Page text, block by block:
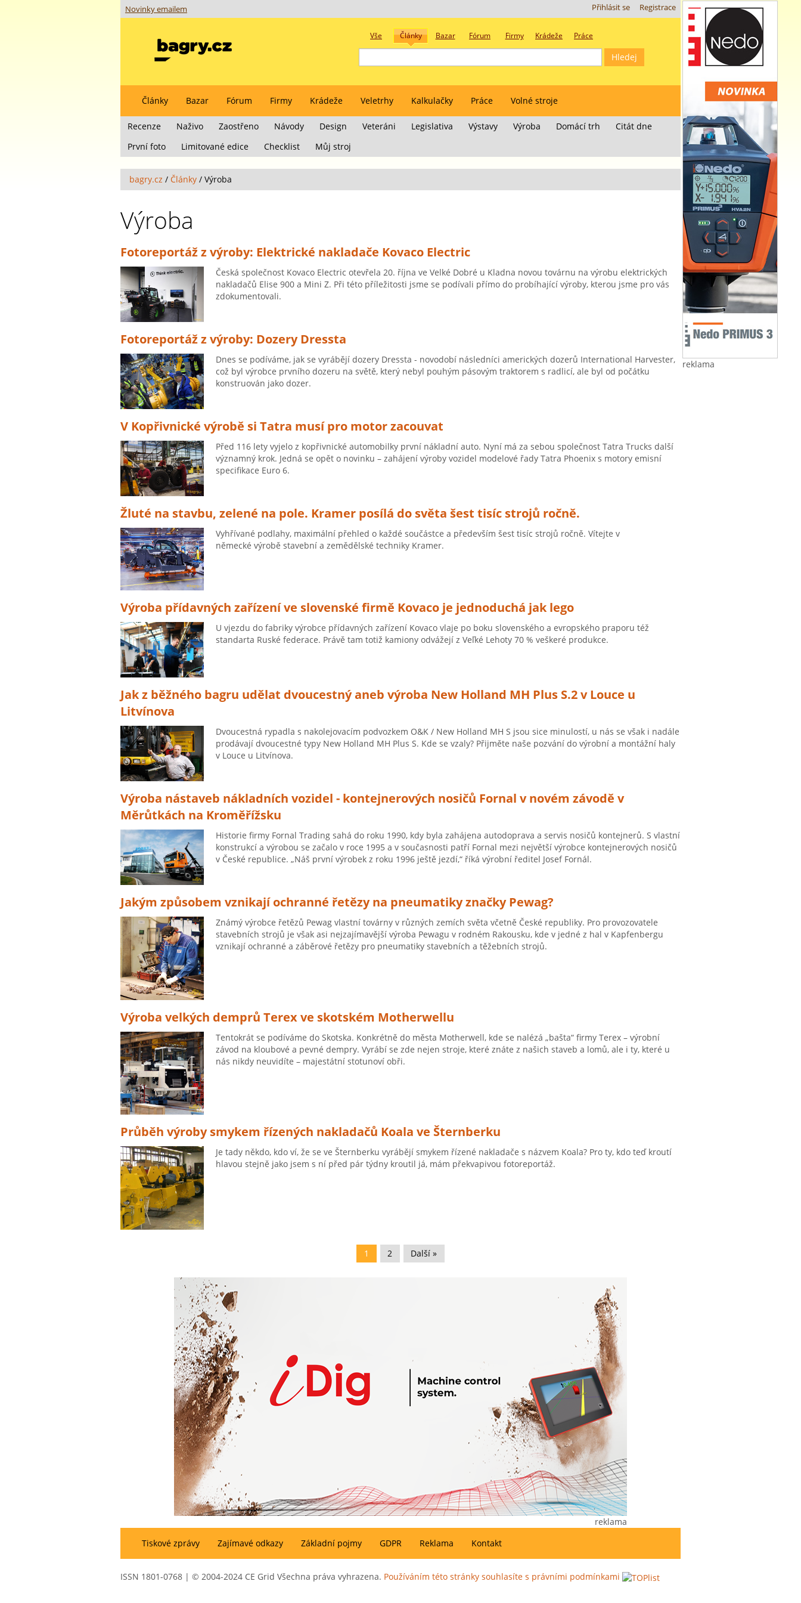
reklama
Novinky emailem Registrace
Přihlásit se
Vše Články Bazar Fórum Firmy Krádeže Práce
Články Bazar Fórum Firmy Krádeže Veletrhy Kalkulačky Práce Volné stroje
Recenze Naživo Zaostřeno Návody Design Veteráni Legislativa Výstavy Výroba Domácí trh
Citát dne
První foto
Limitované edice Checklist Můj stroj
bagry.cz / Články / Výroba
Výroba
Fotoreportáž z výroby: Elektrické nakladače Kovaco Electric
Česká společnost Kovaco Electric otevřela 20. října ve Velké Dobré u Kladna novou továrnu na výrobu elektrických
nakladačů Elise 900 a Mini Z. Při této příležitosti jsme se podívali přímo do probíhající výroby, kterou jsme pro vás
zdokumentovali.
Fotoreportáž z výroby: Dozery Dressta
Dnes se podíváme, jak se vyrábějí dozery Dressta - novodobí následníci amerických dozerů International Harvester,
což byl výrobce prvního dozeru na světě, který nebyl pouhým pásovým traktorem s radlicí, ale byl od počátku
konstruován jako dozer.
V Kopřivnické výrobě si Tatra musí pro motor zacouvat
Před 116 lety vyjelo z kopřivnické automobilky první nákladní auto. Nyní má za sebou společnost Tatra Trucks další
významný krok. Jedná se opět o novinku – zahájení výroby vozidel modelové řady Tatra Phoenix s motory emisní
specifikace Euro 6.
Žluté na stavbu, zelené na pole. Kramer posílá do světa šest tisíc strojů ročně.
Vyhřívané podlahy, maximální přehled o každé součástce a především šest tisíc strojů ročně. Vítejte v
německé výrobě stavební a zemědělské techniky Kramer.
Výroba přídavných zařízení ve slovenské firmě Kovaco je jednoduchá jak lego
U vjezdu do fabriky výrobce přídavných zařízení Kovaco vlaje po boku slovenského a evropského praporu též
standarta Ruské federace. Právě tam totiž kamiony odvážejí z Veľké Lehoty 70 % veškeré produkce.
Jak z běžného bagru udělat dvoucestný aneb výroba New Holland MH Plus S.2 v Louce u
Litvínova
Dvoucestná rypadla s nakolejovacím podvozkem O&K / New Holland MH S jsou sice minulostí, u nás se však i nadále
prodávají dvoucestné typy New Holland MH Plus S. Kde se vzaly? Přijměte naše pozvání do výrobní a montážní haly
v Louce u Litvínova.
Výroba nástaveb nákladních vozidel - kontejnerových nosičů Fornal v novém závodě v
Měrůtkách na Kroměřížsku
Historie firmy Fornal Trading sahá do roku 1990, kdy byla zahájena autodoprava a servis nosičů kontejnerů. S vlastní
konstrukcí a výrobou se začalo v roce 1995 a v současnosti patří Fornal mezi největší výrobce kontejnerových nosičů
v České republice. „Náš první výrobek z roku 1996 ještě jezdí,“ říká výrobní ředitel Josef Fornál.
Jakým způsobem vznikají ochranné řetězy na pneumatiky značky Pewag?
Známý výrobce řetězů Pewag vlastní továrny v různých zemích světa včetně České republiky. Pro provozovatele
stavebních strojů je však asi nejzajímavější výroba Pewagu v rodném Rakousku, kde v jedné z hal v Kapfenbergu
vznikají ochranné a záběrové řetězy pro pneumatiky stavebních a těžebních strojů.
Výroba velkých demprů Terex ve skotském Motherwellu
Tentokrát se podíváme do Skotska. Konkrétně do města Motherwell, kde se nalézá „bašta“ firmy Terex – výrobní
závod na kloubové a pevné dempry. Vyrábí se zde nejen stroje, které znáte z našich staveb a lomů, ale i ty, které u
nás nikdy neuvidíte – majestátní stotunoví obři.
Průběh výroby smykem řízených nakladačů Koala ve Šternberku
Je tady někdo, kdo ví, že se ve Šternberku vyrábějí smykem řízené nakladače s názvem Koala? Pro ty, kdo teď kroutí
hlavou stejně jako jsem s ní před pár týdny kroutil já, mám překvapivou fotoreportáž.
1 2 Další »
reklama
Tiskové zprávy
Zajímavé odkazy Základní pojmy GDPR Reklama Kontakt
ISSN 1801-0768 | © 2004-2024 CE Grid Všechna práva vyhrazena. Používáním této stránky souhlasíte s právními podmínkami